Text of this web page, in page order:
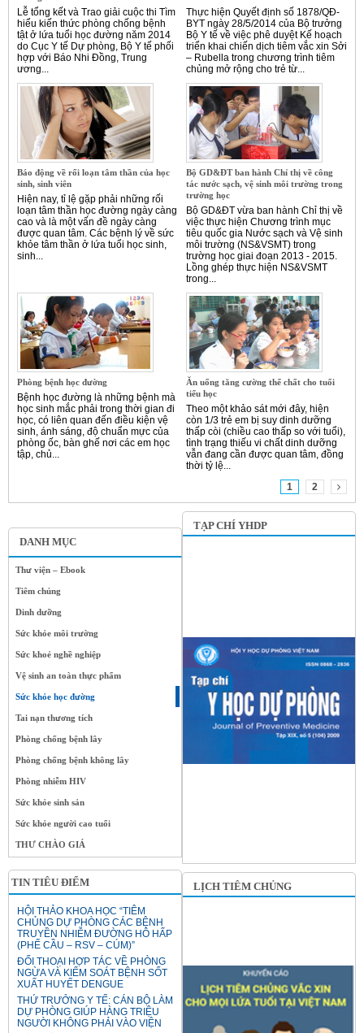
DANH MỤC
Thư viện – Ebook
Tiêm chủng
Dinh dưỡng
Sức khỏe môi trường
Sức khoẻ nghề nghiệp
Vệ sinh an toàn thực phẩm
Sức khỏe học đường
Tai nạn thương tích
Phòng chống bệnh lây
Phòng chống bệnh không lây
Phòng nhiễm HIV
Sức khỏe sinh sản
Sức khỏe người cao tuổi
THƯ CHÀO GIÁ
TIN TIÊU ĐIỂM
HỘI THẢO KHOA HỌC “TIÊM
CHỦNG DỰ PHÒNG CÁC BỆNH
TRUYỀN NHIỄM ĐƯỜNG HÔ HẤP
(PHẾ CẦU – RSV – CÚM)”
ĐỐI THOẠI HỢP TÁC VỀ PHÒNG
NGỪA VÀ KIỂM SOÁT BỆNH SỐT
XUẤT HUYẾT DENGUE
THỨ TRƯỞNG Y TẾ: CÁN BỘ LÀM
DỰ PHÒNG GIÚP HÀNG TRIỆU
NGƯỜI KHÔNG PHẢI VÀO VIỆN
Lễ tổng kết và Trao giải cuộc thi Tìm
hiểu kiến thức phòng chống bệnh
tật ở lứa tuổi học đường năm 2014
do Cục Y tế Dự phòng, Bộ Y tế phối
hợp với Báo Nhi Đồng, Trung
ương...
Thực hiện Quyết định số 1878/QĐ-
BYT ngày 28/5/2014 của Bộ trưởng
Bộ Y tế về việc phê duyệt Kế hoạch
triển khai chiến dịch tiêm vắc xin Sởi
– Rubella trong chương trình tiêm
chủng mở rộng cho trẻ từ...
Báo động về rối loạn tâm thần của học
sinh, sinh viên
Hiện nay, tỉ lệ gặp phải những rối
loạn tâm thần học đường ngày càng
cao và là một vấn đề ngày càng
được quan tâm. Các bệnh lý về sức
khỏe tâm thần ở lứa tuổi học sinh,
sinh...
Bộ GD&ĐT ban hành Chỉ thị về công
tác nước sạch, vệ sinh môi trường trong
trường học
Bộ GD&ĐT vừa ban hành Chỉ thị về
việc thực hiện Chương trình mục
tiêu quốc gia Nước sạch và Vệ sinh
môi trường (NS&VSMT) trong
trường học giai đoạn 2013 - 2015.
Lồng ghép thực hiện NS&VSMT
trong...
Phòng bệnh học đường
Bệnh học đường là những bệnh mà
học sinh mắc phải trong thời gian đi
học, có liên quan đến điều kiện vệ
sinh, ánh sáng, độ chuẩn mực của
phòng ốc, bàn ghế nơi các em học
tập, chủ...
Ăn uống tăng cường thể chất cho tuổi
tiểu học
Theo một khảo sát mới đây, hiện
còn 1/3 trẻ em bị suy dinh dưỡng
thấp còi (chiều cao thấp so với tuổi),
tình trạng thiếu vi chất dinh dưỡng
vẫn đang cần được quan tâm, đồng
thời tỷ lệ...
1
2
TẠP CHÍ YHDP
LỊCH TIÊM CHỦNG